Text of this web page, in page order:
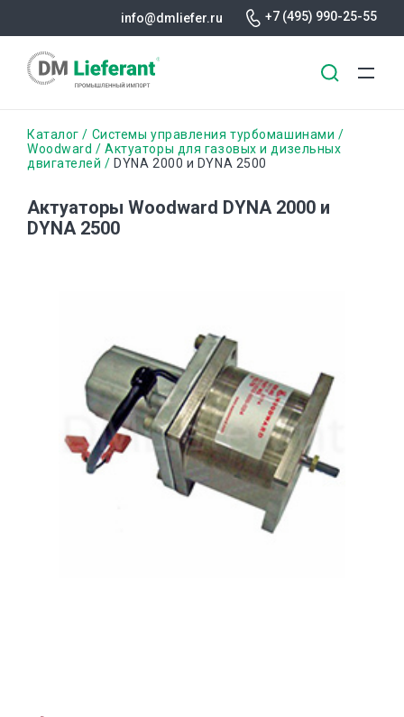
основному
info@dmliefer.ru +7 (495) 990-25-55
Строка
навигации
Каталог
Системы управления турбомашинами
Woodward
Актуаторы для газовых и дизельных
двигателей
DYNA 2000 и DYNA 2500
Актуаторы Woodward DYNA 2000 и
DYNA 2500